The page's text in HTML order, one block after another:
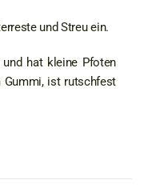
und Streu ein.
hat kleine Pfoten
ist rutschfest